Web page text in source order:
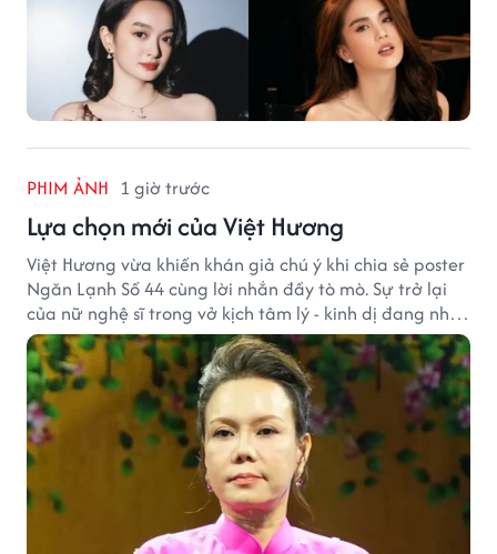
PHIM ẢNH 1 giờ trước
Lựa chọn mới của Việt Hương
Việt Hương vừa khiến khán giả chú ý khi chia sẻ poster
Ngăn Lạnh Số 44 cùng lời nhắn đầy tò mò. Sự trở lại
của nữ nghệ sĩ trong vở kịch tâm lý - kinh dị đang nhận
được nhiều quan tâm từ công chúng.